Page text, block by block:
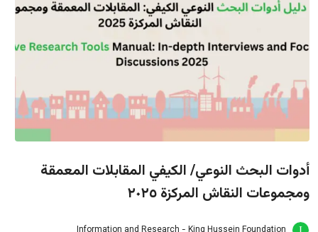
أدوات البحث النوعي/ الكيفي المقابلات المعمقة
ومجموعات النقاش المركزة ٢٠٢٥